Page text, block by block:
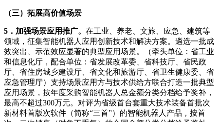
（三）拓展高价值场景
5．加强场景应用推广。 在工业、养老、文旅、应急、建筑等
领域，征集智能机器人应用创新技术和解决方案。遴选一批成
效突出、示范效应显著的典型应用场景。（牵头单位：省工业
和信息化厅，配合单位：省发展改革委、省科技厅、省民政
厅、省住房城乡建设厅、省文化和旅游厅、省卫生健康委、省
应急管理厅）支持场景应用方与技术供给方联合打造一批典型
应用场景，按年度采购智能机器人总金额分类分档给予奖补，
最高不超过300万元。对评为省级首台套重大技术装备首批次
新材料首版次软件（简称“三首”）的智能机器人产品，按首